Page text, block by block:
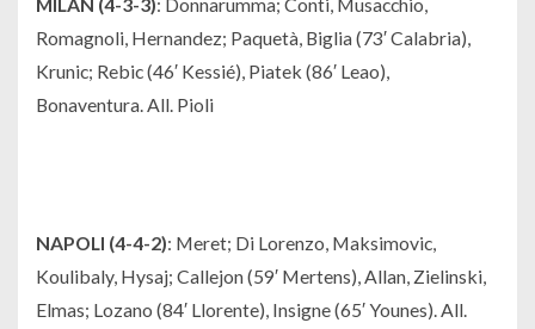
Romagnoli, Hernandez; Paquetà, Biglia (73′ Calabria),
Krunic; Rebic (46′ Kessié), Piatek (86′ Leao),
Bonaventura. All. Pioli
NAPOLI (4-4-2): Meret; Di Lorenzo, Maksimovic,
Koulibaly, Hysaj; Callejon (59′ Mertens), Allan, Zielinski,
Elmas; Lozano (84′ Llorente), Insigne (65′ Younes). All.